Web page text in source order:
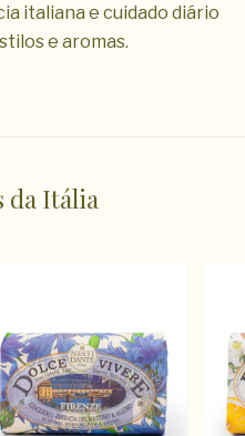
italiana e cuidado diário
e aromas.
da Itália